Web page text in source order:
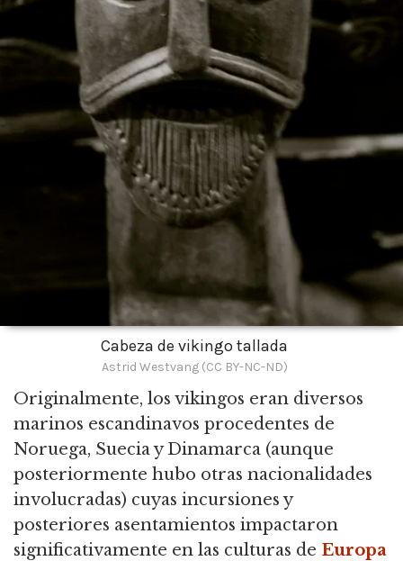
Cabeza de vikingo tallada
Astrid Westvang (CC BY-NC-ND)
Originalmente, los vikingos eran diversos
marinos escandinavos procedentes de
Noruega, Suecia y Dinamarca (aunque
posteriormente hubo otras nacionalidades
involucradas) cuyas incursiones y
posteriores asentamientos impactaron
significativamente en las culturas de Europa